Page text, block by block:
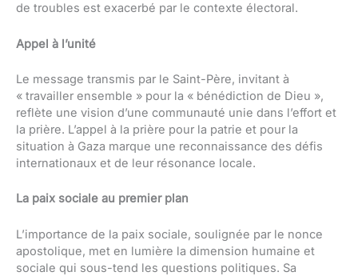
de troubles est exacerbé par le contexte électoral.
Appel à l’unité
Le message transmis par le Saint-Père, invitant à
« travailler ensemble » pour la « bénédiction de Dieu »,
reflète une vision d’une communauté unie dans l’effort et
la prière. L’appel à la prière pour la patrie et pour la
situation à Gaza marque une reconnaissance des défis
internationaux et de leur résonance locale.
La paix sociale au premier plan
L’importance de la paix sociale, soulignée par le nonce
apostolique, met en lumière la dimension humaine et
sociale qui sous-tend les questions politiques. Sa